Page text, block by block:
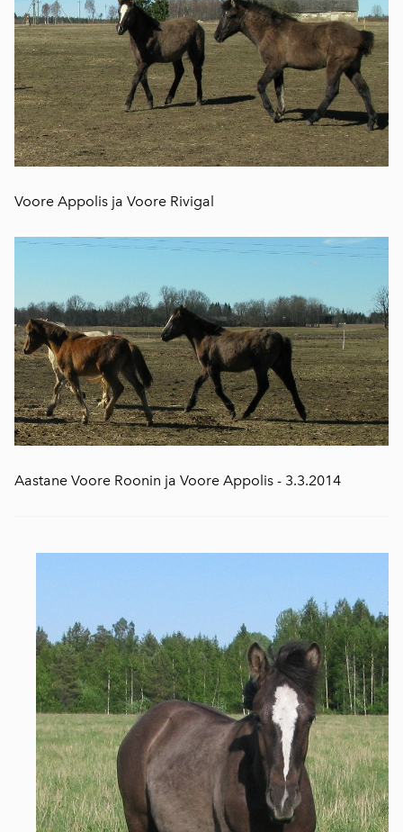
Voore Appolis ja Voore Rivigal
Aastane Voore Roonin ja Voore Appolis - 3.3.2014